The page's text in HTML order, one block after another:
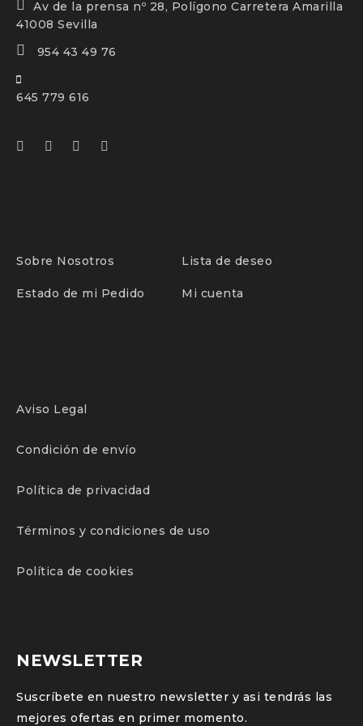
Av de la prensa nº 28, Polígono Carretera Amarilla
41008 Sevilla
954 43 49 76
645 779 616
Sobre Nosotros Lista de deseo
Estado de mi Pedido Mi cuenta
Aviso Legal
Condición de envío
Política de privacidad
Términos y condiciones de uso
Política de cookies
NEWSLETTER
Suscríbete en nuestro newsletter y asi tendrás las
mejores ofertas en primer momento.